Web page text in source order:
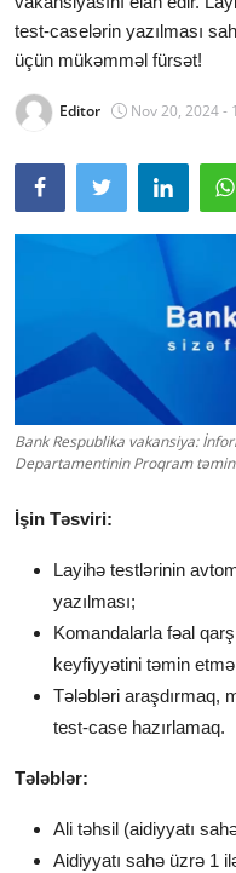
AZ
test-caselərin yazılması
üçün mükəmməl fürsət!
Editor Nov 20, 2024 -
Bank Respublika vakansiya:
Departamentinin Proqram
İşin Təsviri:
Layihə testlərinin
yazılması;
Komandalarla fəal
keyfiyyətini təmin
Tələbləri araşdırmaq,
test-case hazırlamaq.
Tələblər:
Ali təhsil (aidiyyatı
Aidiyyatı sahə üzrə 1